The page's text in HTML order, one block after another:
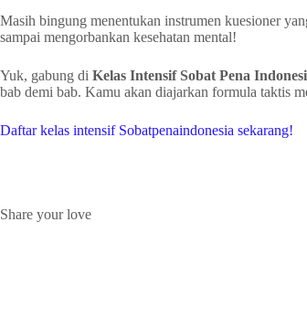
Masih bingung menentukan instrumen kuesioner
sampai mengorbankan kesehatan mental!
Yuk, gabung di Kelas Intensif Sobat Pena
bab demi bab. Kamu akan diajarkan formula taktis
Daftar kelas intensif Sobatpenaindonesia sekarang!
Share your love